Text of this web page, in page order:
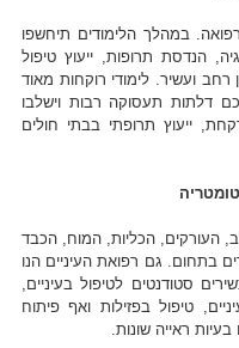
במהלך הלימודים תיחשפו
הנדסת תרופות, ייעוץ טיפול
רחב ועשיר. לימודי רוקחות מאוד
דלתות תעסוקה רבות וישלבו
ייעוץ תרופתי בבתי חולים
העורקים, הכליות, המוח, הכבד
בתחום. גם רפואת העיניים הנו
סטודנטים לטיפול בעיניים,
טיפול בפזילות ואף פיתוח
ראייה שונות.